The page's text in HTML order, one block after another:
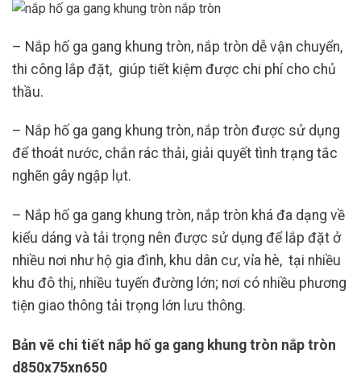
– Nắp hố ga gang khung tròn, nắp tròn dễ vận chuyển,
thi công lắp đặt, giúp tiết kiệm được chi phí cho chủ
thầu.
– Nắp hố ga gang khung tròn, nắp tròn được sử dụng
để thoát nước, chắn rác thải, giải quyết tình trạng tắc
nghẽn gây ngập lụt.
– Nắp hố ga gang khung tròn, nắp tròn khá đa dạng về
kiểu dáng và tải trọng nên được sử dụng để lắp đặt ở
nhiều nơi như hộ gia đình, khu dân cư, vỉa hè, tại nhiều
khu đô thị, nhiều tuyến đường lớn; nơi có nhiều phương
tiện giao thông tải trọng lớn lưu thông.
Bản vẽ chi tiết nắp hố ga gang khung tròn nắp tròn
d850x75xn650